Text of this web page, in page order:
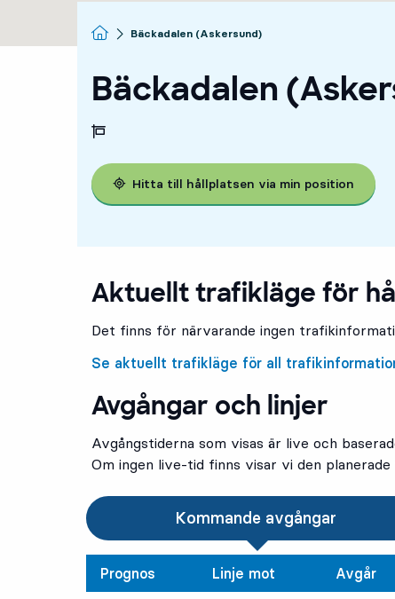
Startsida
Bäckadalen (Askersund)
Bäckadalen
Hitta till hållplatsen via min position
Aktuellt trafikläge för
Det finns för närvarande ingen
Se aktuellt trafikläge för all
Avgångar och linjer
Avgångstiderna som visas är live och
Om ingen live-tid finns visar vi den
Kommande avgångar
Prognos Linje mot Avgår